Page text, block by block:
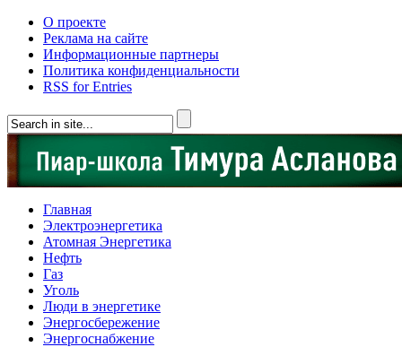
О проекте
Реклама на сайте
Информационные партнеры
Политика конфиденциальности
RSS for Entries
Главная
Электроэнергетика
Атомная Энергетика
Нефть
Газ
Уголь
Люди в энергетике
Энергосбережение
Энергоснабжение